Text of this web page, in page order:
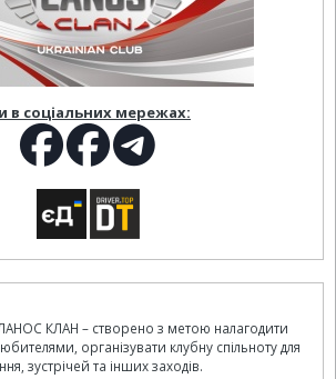
в соціальних мережах:
КЛАН – створено з метою налагодити
організувати клубну спільноту для
зустрічей та інших заходів.